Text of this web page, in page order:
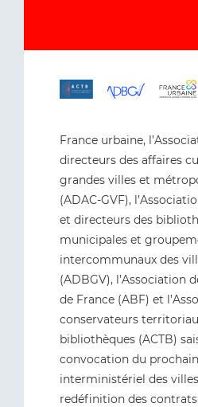
France urbaine,
directeurs des affaires
grandes villes et
(ADAC-GVF),
et directeurs des
municipales et
intercommunaux des
(ADBGV), l’Association
de France (ABF) et
conservateurs
bibliothèques (ACTB)
convocation du
interministériel des villes
redéfinition des